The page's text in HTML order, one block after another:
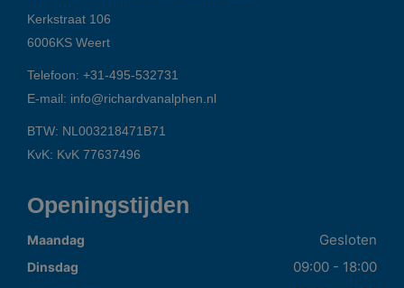
Kerkstraat 106
6006KS Weert
Telefoon: +31-495-532731
E-mail: info@richardvanalphen.nl
BTW: NL003218471B71
KvK: KvK 77637496
Openingstijden
Maandag Gesloten
Dinsdag 09:00 - 18:00